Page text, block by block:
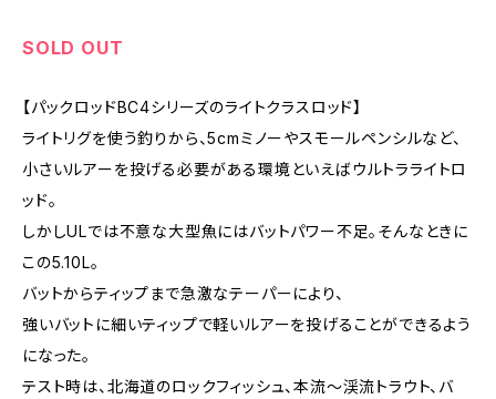
SOLD OUT
【パックロッドBC4シリーズのライトクラスロッド】
ライトリグを使う釣りから、5cmミノーやスモールペンシルなど、
小さいルアーを投げる必要がある環境といえばウルトラライトロ
ッド。
しかしULでは不意な大型魚にはバットパワー不足。そんなときに
この5.10L。
バットからティップまで急激なテーパーにより、
強いバットに細いティップで軽いルアーを投げることができるよう
になった。
テスト時は、北海道のロックフィッシュ、本流～渓流トラウト、バ